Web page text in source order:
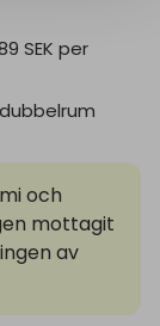
SEK per
och
mottagit
av